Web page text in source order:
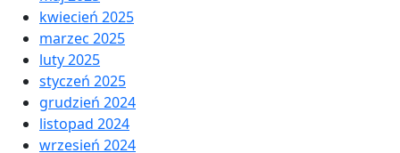
kwiecień 2025
marzec 2025
luty 2025
styczeń 2025
grudzień 2024
listopad 2024
wrzesień 2024